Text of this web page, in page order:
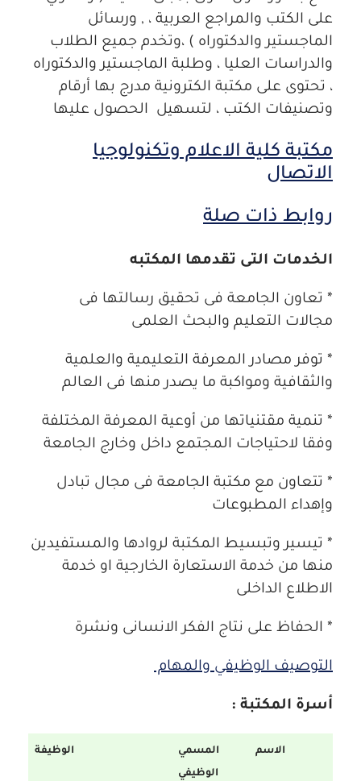
على الكتب والمراجع العربية ، , ورسائل
الماجستير والدكتوراه ) ،وتخدم جميع الطلاب
والدراسات العليا ، وطلبة الماجستير والدكتوراه
، تحتوى على مكتبة الكترونية مدرج بها أرقام
وتصنيفات الكتب ، لتسهيل الحصول عليها
مكتبة كلية الاعلام وتكنولوجيا
الاتصال
روابط ذات صلة
الخدمات التى تقدمها المكتبه
* تعاون الجامعة فى تحقيق رسالتها فى
مجالات التعليم والبحث العلمى
* توفر مصادر المعرفة التعليمية والعلمية
والثقافية ومواكبة ما يصدر منها فى العالم
* تنمية مقتنياتها من أوعية المعرفة المختلفة
وفقا لاحتياجات المجتمع داخل وخارج الجامعة
* تتعاون مع مكتبة الجامعة فى مجال تبادل
وإهداء المطبوعات
* تيسير وتبسيط المكتبة لروادها والمستفيدين
منها من خدمة الاستعارة الخارجية او خدمة
الاطلاع الداخلى
* الحفاظ على نتاج الفكر الانسانى ونشرة
التوصيف الوظيفي والمهام
أسرة المكتبة :
الاسم
المسمي
الوظيفي
الوظيفة